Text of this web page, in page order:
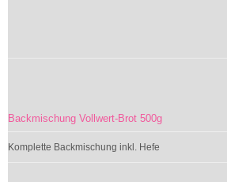
Backmischung Vollwert-Brot 500g
Komplette Backmischung inkl. Hefe